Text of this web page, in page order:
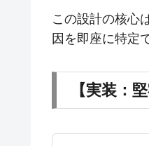
この設計の核心
因を即座に特定
【実装：